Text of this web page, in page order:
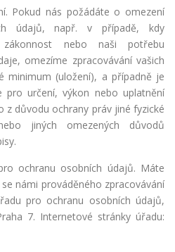
Pokud nás požádáte o omezení
údajů, např. v případě, kdy
zákonnost nebo naši potřebu
omezíme zpracovávání vašich
minimum (uložení), a případně je
pro určení, výkon nebo uplatnění
z důvodu ochrany práv jiné fyzické
jiných omezených důvodů
ochranu osobních údajů. Máte
námi prováděného zpracovávání
pro ochranu osobních údajů,
7. Internetové stránky úřadu: